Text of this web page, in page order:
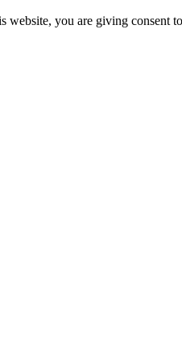
you are giving consent